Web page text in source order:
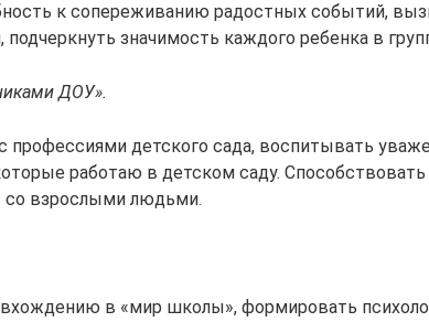
к сопереживанию радостных событий,
значимость каждого ребенка в
ДОУ».
профессиями детского сада, воспитывать
работаю в детском саду. Способствовать
взрослыми людьми.
вхождению в «мир школы», формировать